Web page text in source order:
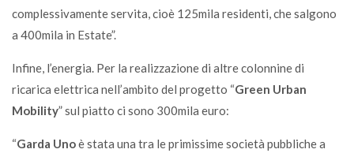
complessivamente servita, cioè 125mila residenti, che salgono
a 400mila in Estate”.
Infine, l’energia. Per la realizzazione di altre colonnine di
ricarica elettrica nell’ambito del progetto “Green Urban
Mobility” sul piatto ci sono 300mila euro:
“Garda Unoè stata una tra le primissime società pubbliche a